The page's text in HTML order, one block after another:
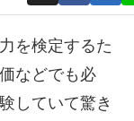
を検定するた
などでも必
していて驚き